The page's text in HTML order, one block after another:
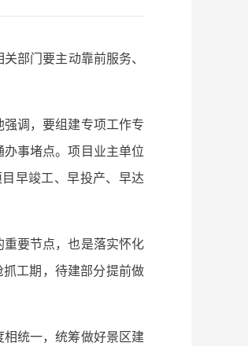
部门要主动靠前服务、
调，要组建专项工作专
事堵点。项目业主单位
早竣工、早投产、早达
要节点，也是落实怀化
工期，待建部分提前做
统一，统筹做好景区建